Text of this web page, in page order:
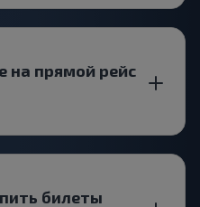
на прямой рейс
билеты